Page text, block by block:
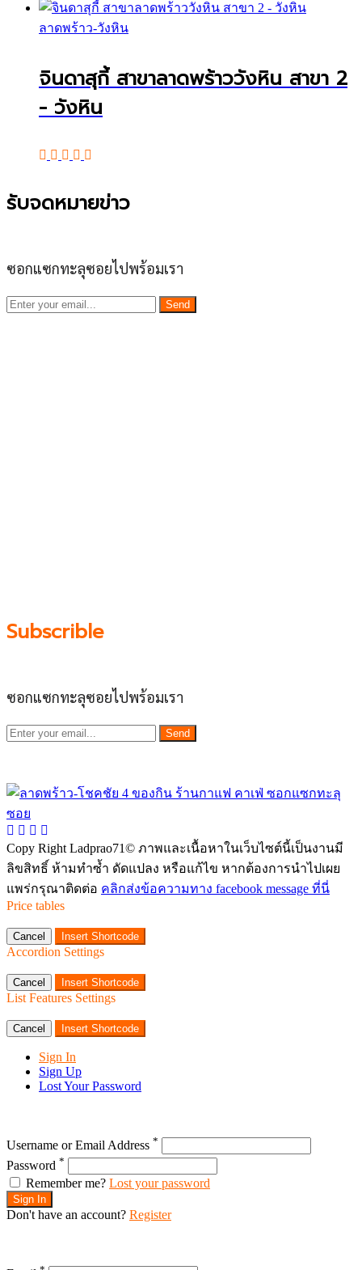
ลาดพร้าว-วังหิน
จินดาสุกี้ สาขาลาดพร้าววังหิน สาขา 2
- วังหิน
รับจดหมายข่าว
ซอกแซกทะลุซอยไปพร้อมเรา
Send
Subscrible
ซอกแซกทะลุซอยไปพร้อมเรา
Send
Copy Right Ladprao71© ภาพและเนื้อหาในเว็บไซต์นี้เป็นงานมี
ลิขสิทธิ์ ห้ามทำซ้ำ ดัดแปลง หรือแก้ไข หากต้องการนำไปเผย
แพร่กรุณาติดต่อ คลิกส่งข้อความทาง facebook message ที่นี่
Price tables
Cancel Insert Shortcode
Accordion Settings
Cancel Insert Shortcode
List Features Settings
Cancel Insert Shortcode
Sign In
Sign Up
Lost Your Password
Username or Email Address *
Password *
Remember me? Lost your password
Sign In
Don't have an account? Register